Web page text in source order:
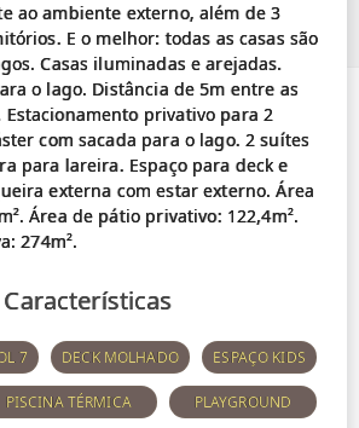
ao ambiente externo, além de 3
E o melhor: todas as casas são
Casas iluminadas e arejadas.
o lago. Distância de 5m entre as
Estacionamento privativo para 2
com sacada para o lago. 2 suítes
para lareira. Espaço para deck e
externa com estar externo. Área
Área de pátio privativo: 122,4m².
Características
7 DECK MOLHADO ESPAÇO KIDS
PISCINA TÉRMICA PLAYGROUND